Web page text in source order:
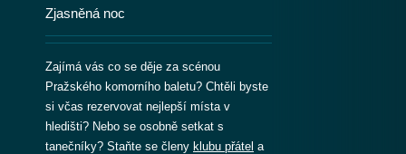
Zjasněná noc
Zajímá vás co se děje za scénou
Pražského komorního baletu? Chtěli byste
si včas rezervovat nejlepší místa v
hledišti? Nebo se osobně setkat s
tanečníky? Staňte se členy klubu přátel a